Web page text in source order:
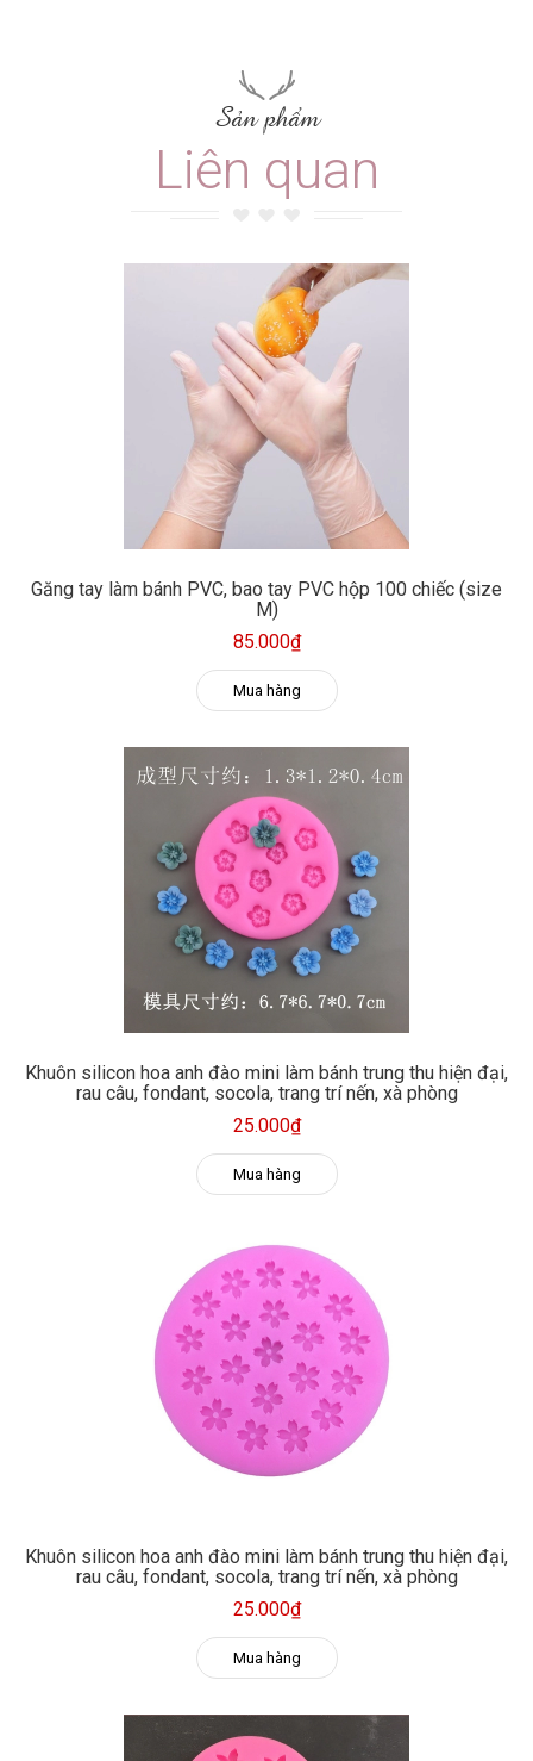
Sản phẩm
Liên quan
Găng tay làm bánh PVC, bao tay PVC hộp 100 chiếc (size
M)
85.000₫
Mua hàng
Khuôn silicon hoa anh đào mini làm bánh trung thu hiện đại,
rau câu, fondant, socola, trang trí nến, xà phòng
25.000₫
Mua hàng
Khuôn silicon hoa anh đào mini làm bánh trung thu hiện đại,
rau câu, fondant, socola, trang trí nến, xà phòng
25.000₫
Mua hàng